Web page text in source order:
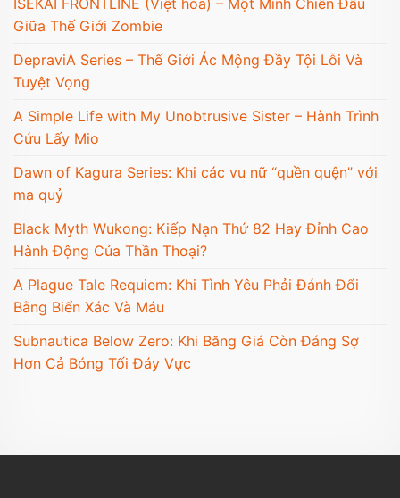
Giữa Thế Giới Zombie
DepraviA Series – Thế Giới Ác Mộng Đầy Tội Lỗi Và
Tuyệt Vọng
A Simple Life with My Unobtrusive Sister – Hành Trình
Cứu Lấy Mio
Dawn of Kagura Series: Khi các vu nữ “quền quện” với
ma quỷ
Black Myth Wukong: Kiếp Nạn Thứ 82 Hay Đỉnh Cao
Hành Động Của Thần Thoại?
A Plague Tale Requiem: Khi Tình Yêu Phải Đánh Đổi
Bằng Biển Xác Và Máu
Subnautica Below Zero: Khi Băng Giá Còn Đáng Sợ
Hơn Cả Bóng Tối Đáy Vực